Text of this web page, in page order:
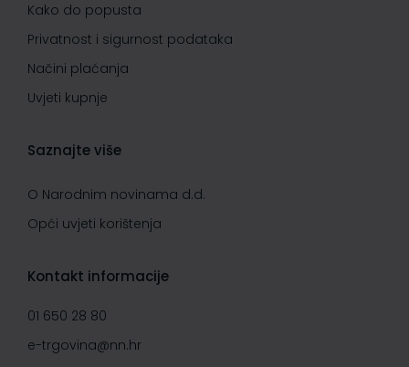
Kako do popusta
Privatnost i sigurnost podataka
Načini plaćanja
Uvjeti kupnje
Saznajte više
O Narodnim novinama d.d.
Opći uvjeti korištenja
Kontakt informacije
01 650 28 80
e-trgovina@nn.hr